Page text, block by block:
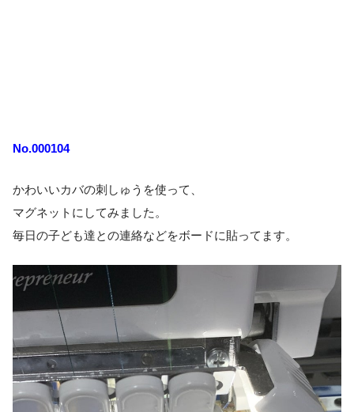
No.000104
かわいいカバの刺しゅうを使って、
マグネットにしてみました。
毎日の子ども達との連絡などをボードに貼ってます。